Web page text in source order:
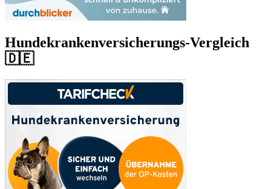
Hundekrankenversicherungs-Vergleich
🇩🇪